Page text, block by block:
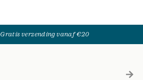
Gratis verzending vanaf €20